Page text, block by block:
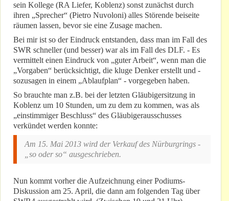
sein Kollege (RA Liefer, Koblenz) sonst zunächst durch
ihren „Sprecher“ (Pietro Nuvoloni) alles Störende beiseite
räumen lassen, bevor sie eine Zusage machen.
Bei mir ist so der Eindruck entstanden, dass man im Fall des
SWR schneller (und besser) war als im Fall des DLF. - Es
vermittelt einen Eindruck von „guter Arbeit“, wenn man die
„Vorgaben“ berücksichtigt, die kluge Denker erstellt und -
sozusagen in einem „Ablaufplan“ - vorgegeben haben.
So brauchte man z.B. bei der letzten Gläubigersitzung in
Koblenz um 10 Stunden, um zu dem zu kommen, was als
„einstimmiger Beschluss“ des Gläubigerausschusses
verkündet werden konnte:
Am 15. Mai 2013 wird der Verkauf des Nürburgrings -
„so oder so“ ausgeschrieben.
Nun kommt vorher die Aufzeichnung einer Podiums-
Diskussion am 25. April, die dann am folgenden Tag über